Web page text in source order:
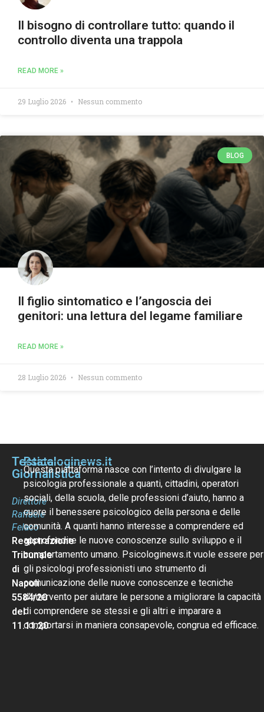
Il bisogno di controllare tutto: quando il
controllo diventa una trappola
READ MORE »
29 Luglio 2026 Nessun commento
BLOG
Il figlio sintomatico e l’angoscia dei
genitori: una lettura del legame familiare
READ MORE »
28 Luglio 2026 Nessun commento
Testata
Giornalistica
Direttore
Raffaele
Felaco
Registrazione
Tribunale
di
Napoli
5584/20
del
11.11.20
Psicologinews.it
Questa piattaforma nasce con l’intento di divulgare la
psicologia professionale a quanti, cittadini, operatori
sociali, della scuola, delle professioni d’aiuto, hanno a
cuore il benessere psicologico della persona e delle
comunità. A quanti hanno interesse a comprendere ed
approfondire le nuove conoscenze sullo sviluppo e il
comportamento umano. Psicologinews.it vuole essere per
gli psicologi professionisti uno strumento di
comunicazione delle nuove conoscenze e tecniche
d’intervento per aiutare le persone a migliorare la capacità
di comprendere se stessi e gli altri e imparare a
comportarsi in maniera consapevole, congrua ed efficace.